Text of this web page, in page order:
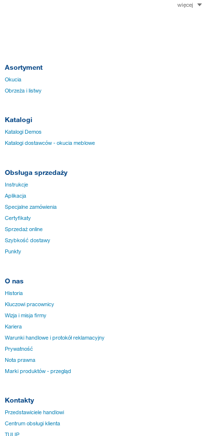
więcej
Asortyment
Okucia
Obrzeża i listwy
Katalogi
Katalogi Demos
Katalogi dostawców - okucia meblowe
Obsługa sprzedaży
Instrukcje
Aplikacja
Specjalne zamówienia
Certyfikaty
Sprzedaż online
Szybkość dostawy
Punkty
O nas
Historia
Kluczowi pracownicy
Wizja i misja firmy
Kariera
Warunki handlowe i protokół reklamacyjny
Prywatność
Nota prawna
Marki produktów - przegląd
Kontakty
Przedstawiciele handlowi
Centrum obsługi klienta